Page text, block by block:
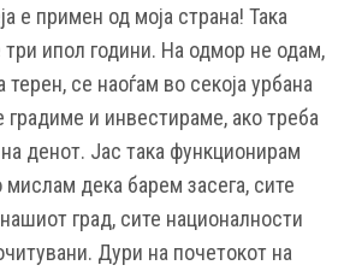
е примен од моја страна! Така
ипол години. На одмор не одам,
терен, се наоѓам во секоја урбана
градиме и инвестираме, ако треба
денот. Јас така функционирам
дека барем засега, сите
град, сите националности
Дури на почетокот на